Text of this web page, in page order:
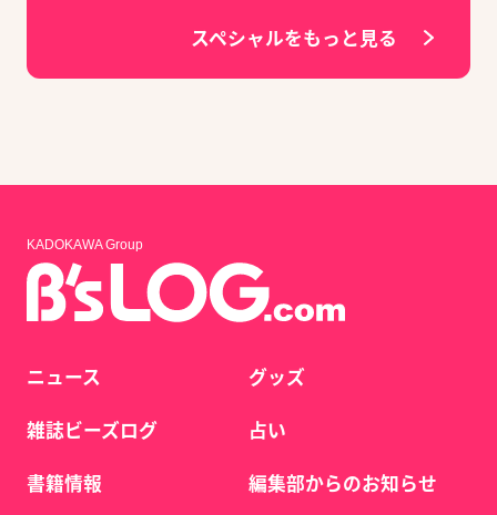
スペシャルをもっと見る
KADOKAWA Group
ニュース
雑誌ビーズログ
書籍情報
グッズ
占い
編集部からのお知らせ